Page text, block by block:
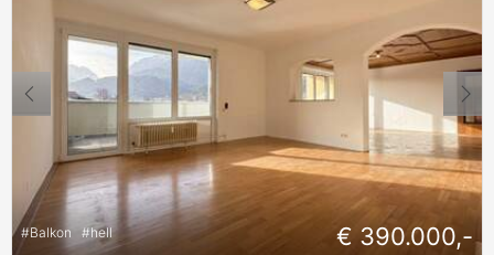
#Balkon #hell € 390.000,-